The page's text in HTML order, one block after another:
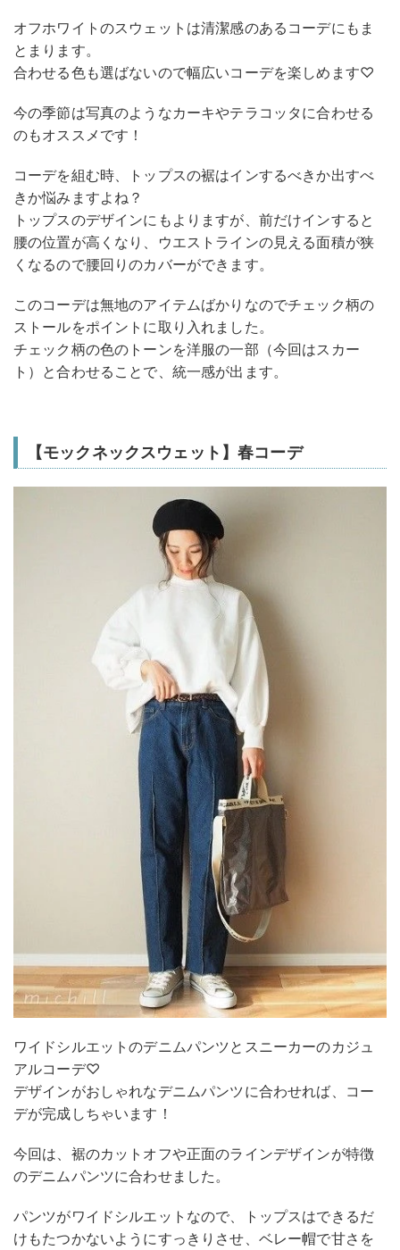
オフホワイトのスウェットは清潔感のあるコーデにもま
とまります。
合わせる色も選ばないので幅広いコーデを楽しめます♡
今の季節は写真のようなカーキやテラコッタに合わせる
のもオススメです！
コーデを組む時、トップスの裾はインするべきか出すべ
きか悩みますよね？
トップスのデザインにもよりますが、前だけインすると
腰の位置が高くなり、ウエストラインの見える面積が狭
くなるので腰回りのカバーができます。
このコーデは無地のアイテムばかりなのでチェック柄の
ストールをポイントに取り入れました。
チェック柄の色のトーンを洋服の一部（今回はスカー
ト）と合わせることで、統一感が出ます。
【モックネックスウェット】春コーデ
ワイドシルエットのデニムパンツとスニーカーのカジュ
アルコーデ♡
デザインがおしゃれなデニムパンツに合わせれば、コー
デが完成しちゃいます！
今回は、裾のカットオフや正面のラインデザインが特徴
のデニムパンツに合わせました。
パンツがワイドシルエットなので、トップスはできるだ
けもたつかないようにすっきりさせ、ベレー帽で甘さを